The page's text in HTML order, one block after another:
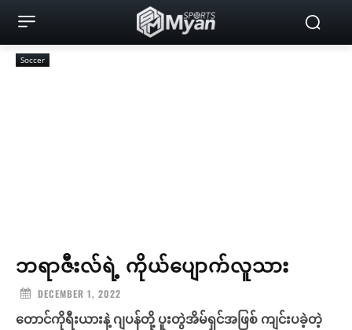
Soccer
ဘရာဇီးလ်ရဲ့ ကိုယ်ပျောက်လူသား
DECEMBER 1, 2022
တောင်ကိုရီးယားနဲ့ ဂျပန်တို့ ပူးတွဲအိမ်ရှင်အဖြစ် ကျင်းပခဲ့တဲ့